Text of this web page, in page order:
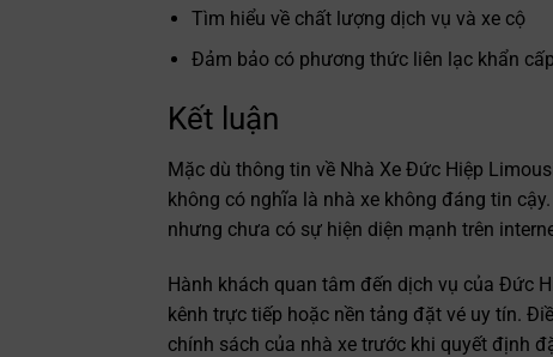
Tìm hiểu về chất lượng dịch vụ và xe cộ
Đảm bảo có phương thức liên lạc khẩn cấp
Kết luận
Mặc dù thông tin về Nhà Xe Đức Hiệp
không có nghĩa là nhà xe không đáng tin
nhưng chưa có sự hiện diện mạnh trên
Hành khách quan tâm đến dịch vụ của Đức
kênh trực tiếp hoặc nền tảng đặt vé uy tín.
chính sách của nhà xe trước khi quyết định